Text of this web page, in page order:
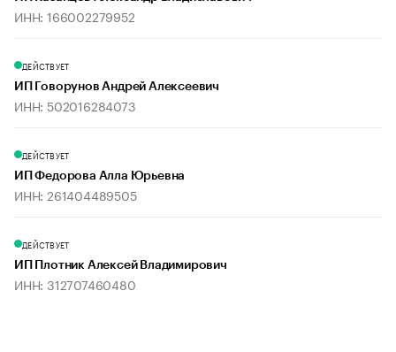
ИНН: 166002279952
ДЕЙСТВУЕТ
ИП Говорунов Андрей Алексеевич
ИНН: 502016284073
ДЕЙСТВУЕТ
ИП Федорова Алла Юрьевна
ИНН: 261404489505
ДЕЙСТВУЕТ
ИП Плотник Алексей Владимирович
ИНН: 312707460480